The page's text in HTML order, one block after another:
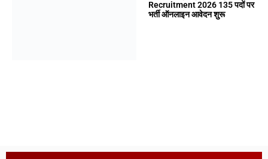
Recruitment 2026 135 पदों पर
भर्ती ऑनलाइन आवेदन शुरू